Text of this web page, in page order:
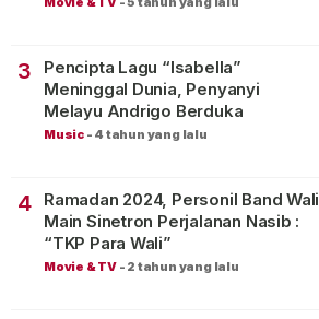
3
Pencipta Lagu “Isabella”
Meninggal Dunia, Penyanyi
Melayu Andrigo Berduka
Music - 4 tahun yang lalu
4
Ramadan 2024, Personil Band Wali
Main Sinetron Perjalanan Nasib :
“TKP Para Wali”
Movie & TV - 2 tahun yang lalu